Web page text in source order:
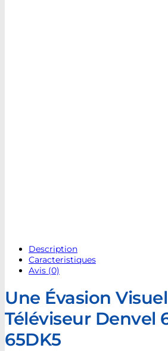
Description
Caracteristiques
Avis (0)
Une Évasion
Téléviseur Denvel
65DK5